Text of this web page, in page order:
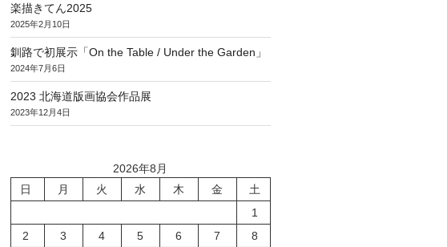
楽描きてん2025
2025年2月10日
釧路で初展示「On the Table / Under the Garden」
2024年7月6日
2023 北海道版画協会作品展
2023年12月4日
2026年8月
日
月 火 水 木 金
土
1
2
3 4 5 6 7
8